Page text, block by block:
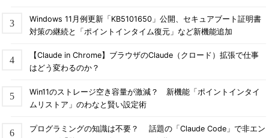
Windows 11月例更新「KB5101650」公開、セキュアブート証明書
対策の継続と「ポイントインタイム復元」など新機能追加
【Claude in Chrome】ブラウザのClaude（クロード）拡張で仕事
はどう変わるのか？
Win11のストレージ空き容量が激減？ 新機能「ポイントインタイ
ムリストア」のわなと賢い設定術
プログラミングの知識は不要？ 話題の「Claude Code」で非エン